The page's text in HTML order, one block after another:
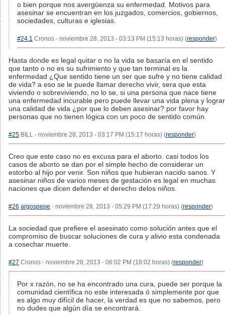
o bien porque nos avergüenza su enfermedad. Motivos para
asesinar se encuentran en los juzgados, comercios, gobiernos,
sociedades, culturas e iglesias.
#24.1 Cronos - noviembre 28, 2013 - 03:13 PM (15:13 horas) (responder)
Hasta donde es legal quitar o no la vida se basaría en el sentido
que tanto o no es su sufrimiento y que tan terminal es la
enfermedad ¿Que sentido tiene un ser que sufre y no tiene calidad
de vida? a eso se le puede llamar derecho vivir, sera que esta
viviendo o sobreviviendo, no lo se, si una persona que nace tiene
una enfermedad incurable pero puede llevar una vida plena y lograr
una calidad de vida ¿por que lo deben asesinar? por favor hay
personas que no tienen lógica con un poco de sentido común.
#25 BILL - noviembre 28, 2013 - 03:17 PM (15:17 horas) (responder)
Creo que este caso no es excusa para el aborto. casi todos los
casos de aborto se dan por el simple hecho de considerar un
estorbo al hijo por venir. Son niños que hubieran nacido sanos. Y
asesinar niños de varios meses de gestación es legal en muchas
naciones que dicen defender el derecho delos niños.
#26 argospepe - noviembre 28, 2013 - 05:29 PM (17:29 horas) (responder)
La sociedad que prefiere el asesinato como solución antes que el
compromiso de buscar soluciones de cura y alivio esta condenada
a cosechar muerte.
#27 Cronos - noviembre 28, 2013 - 06:02 PM (18:02 horas) (responder)
Por x razón, no se ha encontrado una cura, puede ser porque la
comunidad científica no este interesada ó simplemente por que
es algo muy difícil de hacer, la verdad es que no sabemos, pero
no dudes que algún día se encontrará.